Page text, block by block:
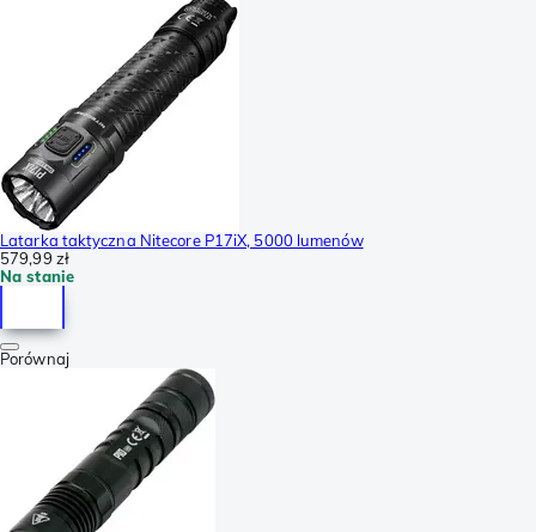
Latarka taktyczna Nitecore P17iX, 5000 lumenów
579,99 zł
Na stanie
Porównaj